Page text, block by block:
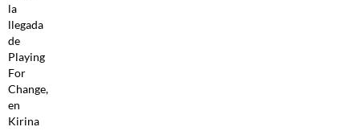
la
llegada
de
Playing
For
Change,
en
Kirina